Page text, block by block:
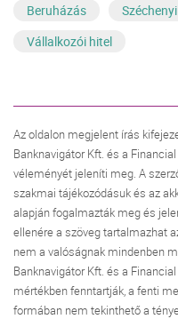
Beruházás
Vállalkozói hitel
Az oldalon megjelent írás
Banknavigátor Kft. és a
véleményét jeleníti meg. A
szakmai tájékozódásuk és az
alapján fogalmazták meg és
ellenére a szöveg tartalmazhat
nem a valóságnak mindenben
Banknavigátor Kft. és a
mértékben fenntartják, a fenti
formában nem tekinthető a